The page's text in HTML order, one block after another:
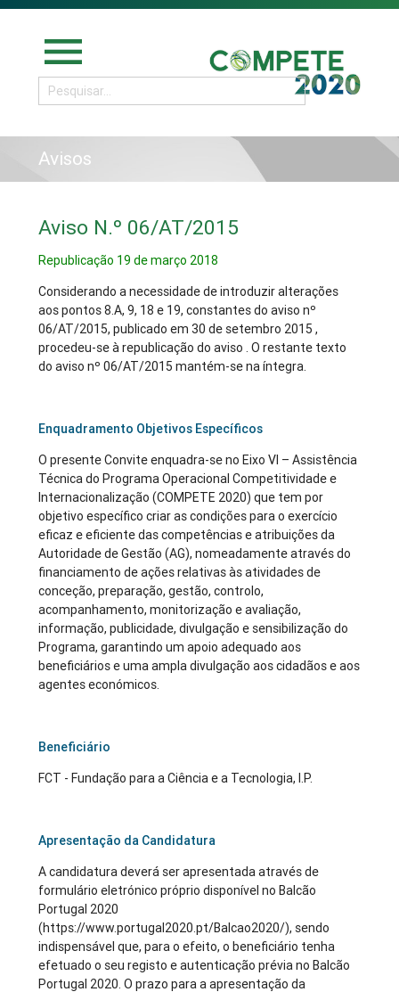
menu
Avisos
Aviso N.º 06/AT/2015
Republicação 19 de março 2018
Considerando a necessidade de introduzir alterações
aos pontos 8.A, 9, 18 e 19, constantes do aviso nº
06/AT/2015, publicado em 30 de setembro 2015 ,
procedeu-se à republicação do aviso . O restante texto
do aviso nº 06/AT/2015 mantém-se na íntegra.
Enquadramento Objetivos Específicos
O presente Convite enquadra-se no Eixo VI – Assistência
Técnica do Programa Operacional Competitividade e
Internacionalização (COMPETE 2020) que tem por
objetivo específico criar as condições para o exercício
eficaz e eficiente das competências e atribuições da
Autoridade de Gestão (AG), nomeadamente através do
financiamento de ações relativas às atividades de
conceção, preparação, gestão, controlo,
acompanhamento, monitorização e avaliação,
informação, publicidade, divulgação e sensibilização do
Programa, garantindo um apoio adequado aos
beneficiários e uma ampla divulgação aos cidadãos e aos
agentes económicos.
Beneficiário
FCT - Fundação para a Ciência e a Tecnologia, I.P.
Apresentação da Candidatura
A candidatura deverá ser apresentada através de
formulário eletrónico próprio disponível no Balcão
Portugal 2020
(https://www.portugal2020.pt/Balcao2020/), sendo
indispensável que, para o efeito, o beneficiário tenha
efetuado o seu registo e autenticação prévia no Balcão
Portugal 2020. O prazo para a apresentação da